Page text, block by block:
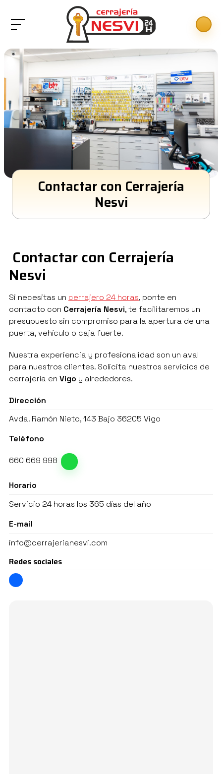
Contactar con Cerrajería
Nesvi
Contactar con Cerrajería
Nesvi
Si necesitas un cerrajero 24 horas, ponte en
contacto con Cerrajería Nesvi, te facilitaremos un
presupuesto sin compromiso para la apertura de una
puerta, vehículo o caja fuerte.
Nuestra experiencia y profesionalidad son un aval
para nuestros clientes. Solicita nuestros servicios de
cerrajería en Vigo y alrededores.
Dirección
Avda. Ramón Nieto, 143 Bajo 36205 Vigo
Teléfono
660 669 998
Horario
Servicio 24 horas los 365 días del año
E-mail
info@cerrajerianesvi.com
Redes sociales